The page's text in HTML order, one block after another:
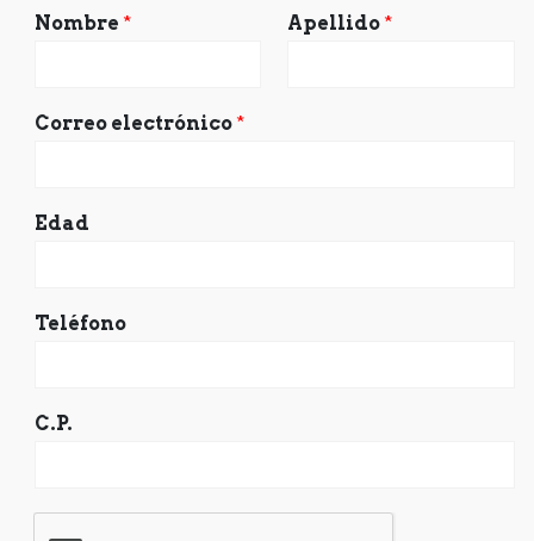
Nombre * Apellido *
Correo electrónico *
Edad
Teléfono
C.P.